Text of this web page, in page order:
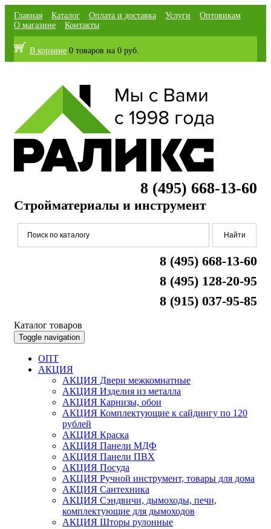
Главная Каталог Оплата и доставка Услуги
Оптовикам
О магазине
Контакты
В корзине 0 товаров на 0 руб.
8 (495) 668-13-60
Стройматериалы и инструмент
8 (495) 668-13-60
8 (495) 128-20-95
8 (915) 037-95-85
Каталог товаров
Toggle navigation
ОПТ
АКЦИЯ
АКЦИЯ Двери межкомнатные
АКЦИЯ Изделия из металла
АКЦИЯ Карнизы, обои
АКЦИЯ Комплектующие к сайдингу по 120
рублей
АКЦИЯ Краска
АКЦИЯ Панели МДФ
АКЦИЯ Панели ПВХ
АКЦИЯ Посуда
АКЦИЯ Ручной инструмент, товары для дома
АКЦИЯ Сантехника
АКЦИЯ Сэндвичи, дымоходы, печи,
комплектующие для дымоходов
АКЦИЯ Шторы рулонные